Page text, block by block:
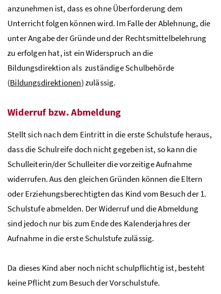
anzunehmen ist, dass es ohne Überforderung dem
Unterricht folgen können wird. Im Falle der Ablehnung, die
unter Angabe der Gründe und der Rechtsmittelbelehrung
zu erfolgen hat, ist ein Widerspruch an die
Bildungsdirektion als zuständige Schulbehörde
(Bildungsdirektionen) zulässig.
Widerruf bzw. Abmeldung
Stellt sich nach dem Eintritt in die erste Schulstufe heraus,
dass die Schulreife doch nicht gegeben ist, so kann die
Schulleiterin/der Schulleiter die vorzeitige Aufnahme
widerrufen. Aus den gleichen Gründen können die Eltern
oder Erziehungsberechtigten das Kind vom Besuch der 1.
Schulstufe abmelden. Der Widerruf und die Abmeldung
sind jedoch nur bis zum Ende des Kalenderjahres der
Aufnahme in die erste Schulstufe zulässig.
Da dieses Kind aber noch nicht schulpflichtig ist, besteht
keine Pflicht zum Besuch der Vorschulstufe.